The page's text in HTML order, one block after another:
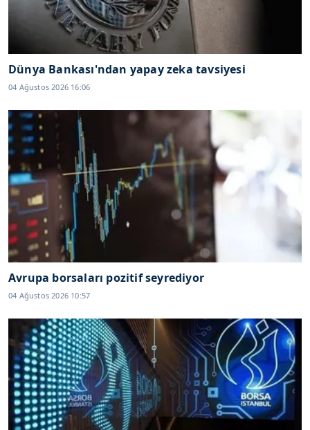
Dünya Bankası'ndan yapay zeka tavsiyesi
04 Ağustos 2026 16:06
Avrupa borsaları pozitif seyrediyor
04 Ağustos 2026 10:57